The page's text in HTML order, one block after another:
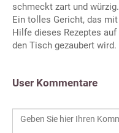
schmeckt zart und würzig.
Ein tolles Gericht, das mit
Hilfe dieses Rezeptes auf
den Tisch gezaubert wird.
User Kommentare